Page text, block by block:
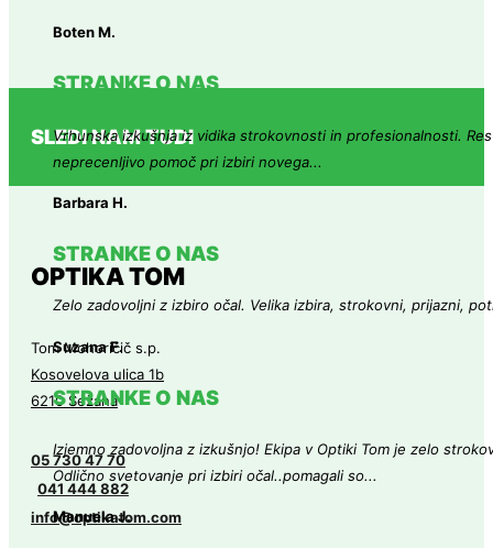
Boten M.
STRANKE O NAS
Vrhunska izkušnja iz vidika strokovnosti in profesionalnosti.
neprecenljivo pomoč pri izbiri novega...
Barbara H.
STRANKE O NAS
Zelo zadovoljni z izbiro očal. Velika izbira, strokovni, prijazni,
Suzana F.
STRANKE O NAS
Izjemno zadovoljna z izkušnjo! Ekipa v Optiki Tom je zelo
Odlično svetovanje pri izbiri očal..pomagali so...
Manuela J.
SLEDI NAM TUDI
OPTIKA TOM
Tom Mohoričič s.p.
Kosovelova ulica 1b
6210 Sežana
05 730 47 70
041 444 882
info@optikatom.com